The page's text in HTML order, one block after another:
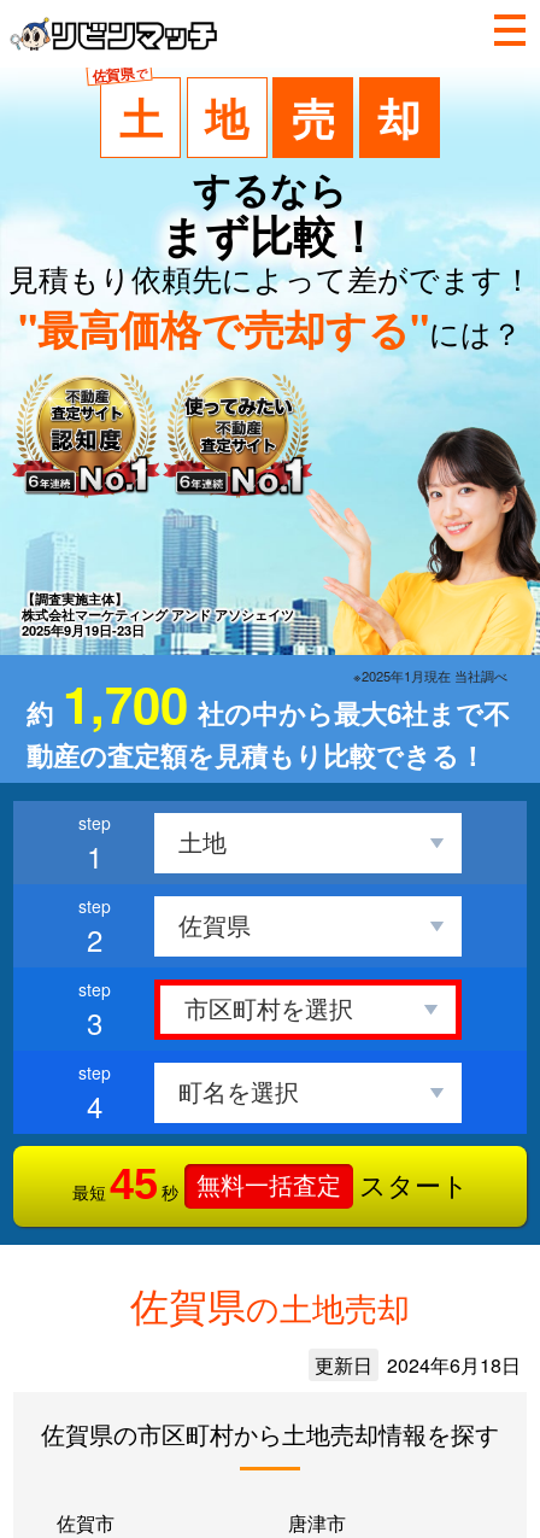
佐賀県で
土 地 売 却
するなら
まず比較！
見積もり依頼先によって差がでます！
"最高価格で売却する"には？
【調査実施主体】
株式会社マーケティング アンド アソシェイツ
2025年9月19日-23日
約 1,700 社の中から最大6社まで不
動産の査定額を見積もり比較できる！
※2025年1月現在 当社調べ
1
2
3
4
最短 45 秒 無料一括査定 スタート
佐賀県の土地売却
更新日 2024年6月18日
佐賀県の市区町村から土地売却情報を探す
佐賀市 唐津市